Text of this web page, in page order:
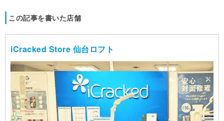
この記事を書いた店舗
iCracked Store 仙台ロフト